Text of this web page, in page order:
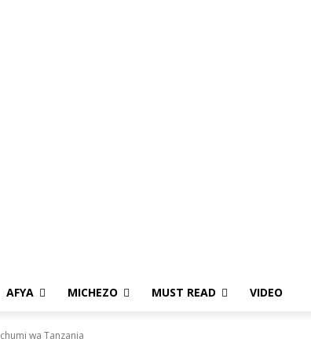
AFYA MICHEZO MUST READ VIDEO
wa Tanzania